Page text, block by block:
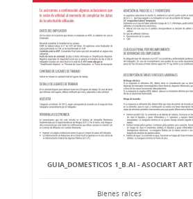
GUIA_DOMESTICOS 1_B.AI - ASOCIART ART
Bienes raíces